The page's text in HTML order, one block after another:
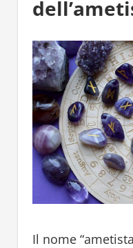
Il nome